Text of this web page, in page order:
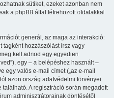
sütiket, ezeket azonban nem
a phpBB által létrehozott oldalakkal
generál, az maga az interakció:
tagként hozzászólást írsz vagy
kell adnod egy egyedien
egy – a belépéshez használt –
egy valós e-mail címet („az e-mail
azon ország adatvédelmi törvényei
A regisztráció során megadott
adminisztrátorainak döntésétől